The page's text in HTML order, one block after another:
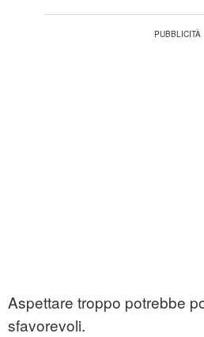
Aspettare troppo potrebbe
sfavorevoli.